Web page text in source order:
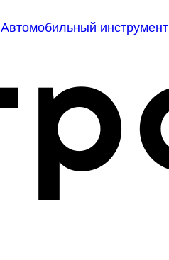
Автомобильный инструмент